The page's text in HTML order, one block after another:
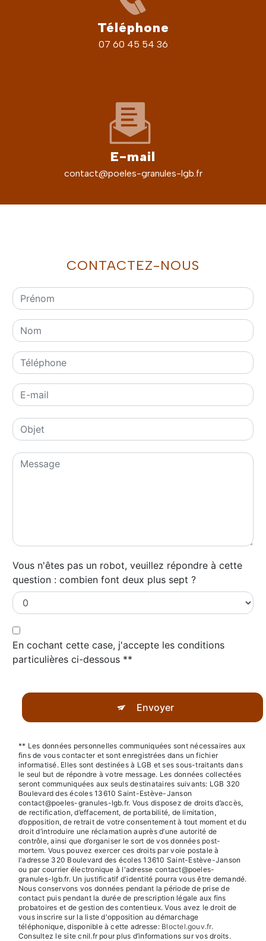
Téléphone
07 60 45 54 36
E-mail
contact@poeles-granules-lgb.fr
CONTACTEZ-NOUS
Vous n'êtes pas un robot, veuillez répondre à cette
question : combien font deux plus sept ?
En cochant cette case, j'accepte les conditions
particulières ci-dessous **
Envoyer
** Les données personnelles communiquées sont nécessaires aux
fins de vous contacter et sont enregistrées dans un fichier
informatisé. Elles sont destinées à LGB et ses sous-traitants dans
le seul but de répondre à votre message. Les données collectées
seront communiquées aux seuls destinataires suivants: LGB 320
Boulevard des écoles 13610 Saint-Estève-Janson
contact@poeles-granules-lgb.fr. Vous disposez de droits d’accès,
de rectification, d’effacement, de portabilité, de limitation,
d’opposition, de retrait de votre consentement à tout moment et du
droit d’introduire une réclamation auprès d’une autorité de
contrôle, ainsi que d’organiser le sort de vos données post-
mortem. Vous pouvez exercer ces droits par voie postale à
l'adresse 320 Boulevard des écoles 13610 Saint-Estève-Janson
ou par courrier électronique à l'adresse contact@poeles-
granules-lgb.fr. Un justificatif d'identité pourra vous être demandé.
Nous conservons vos données pendant la période de prise de
contact puis pendant la durée de prescription légale aux fins
probatoires et de gestion des contentieux. Vous avez le droit de
vous inscrire sur la liste d'opposition au démarchage
téléphonique, disponible à cette adresse: Bloctel.gouv.fr.
Consultez le site cnil.fr pour plus d’informations sur vos droits.